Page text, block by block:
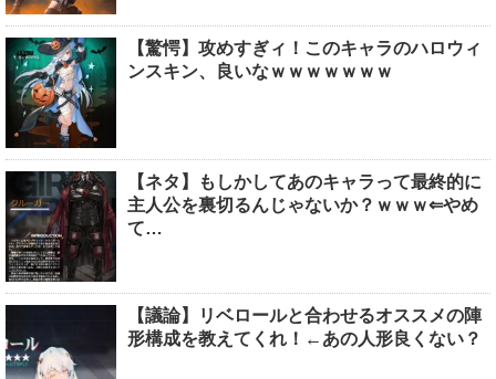
【驚愕】攻めすぎィ！このキャラのハロウィ
ンスキン、良いなｗｗｗｗｗｗｗ
【ネタ】もしかしてあのキャラって最終的に
主人公を裏切るんじゃないか？ｗｗｗ⇐やめ
て…
【議論】リベロールと合わせるオススメの陣
形構成を教えてくれ！←あの人形良くない？